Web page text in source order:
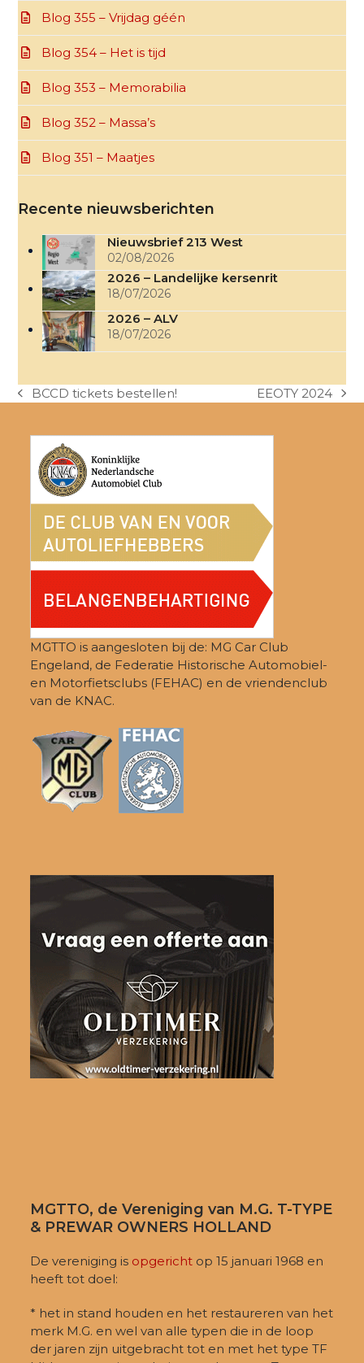
Blog 355 – Vrijdag géén
Blog 354 – Het is tijd
Blog 353 – Memorabilia
Blog 352 – Massa’s
Blog 351 – Maatjes
Recente nieuwsberichten
Nieuwsbrief 213 West
02/08/2026
2026 – Landelijke kersenrit
18/07/2026
2026 – ALV
18/07/2026
previous
BCCD tickets bestellen!
next
EEOTY 2024
MGTTO is aangesloten bij de: MG Car Club
Engeland, de Federatie Historische Automobiel-
en Motorfietsclubs (FEHAC) en de vriendenclub
van de KNAC.
MGTTO, de Vereniging van M.G. T-TYPE
& PREWAR OWNERS HOLLAND
De vereniging is opgericht op 15 januari 1968 en
heeft tot doel:
* het in stand houden en het restaureren van het
merk M.G. en wel van alle typen die in de loop
der jaren zijn uitgebracht tot en met het type TF